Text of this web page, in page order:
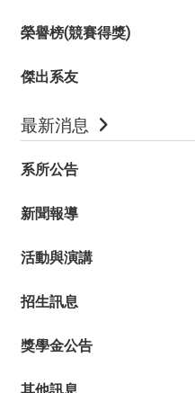
榮譽榜(競賽得獎)
傑出系友
最新消息
系所公告
新聞報導
活動與演講
招生訊息
獎學金公告